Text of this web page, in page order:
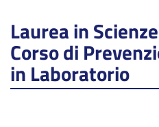
Laurea in
Corso di
in Laboratorio